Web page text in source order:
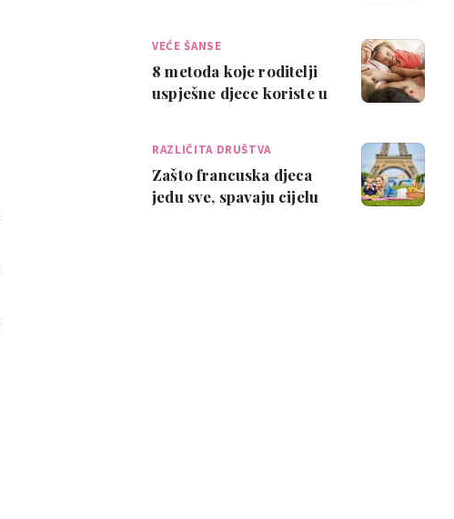
VEĆE ŠANSE
8 metoda koje roditelji
uspješne djece koriste u
RAZLIČITA DRUŠTVA
Zašto francuska djeca
jedu sve, spavaju cijelu